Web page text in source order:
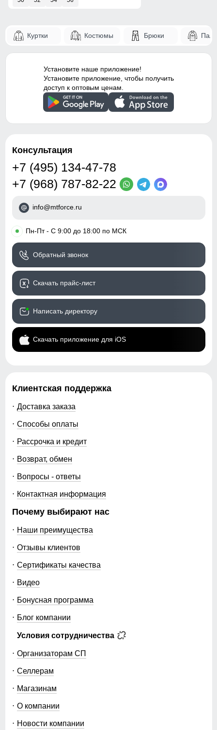
Куртки Костюмы Брюки
Установите наше приложение!
Установите приложение, чтобы получить
доступ к оптовым ценам.
Консультация
+7 (495) 134-47-78
+7 (968) 787-82-22
info@mtforce.ru
• Пн-Пт - С 9:00 до 18:00 по МСК
Обратный звонок
Скачать прайс-лист
Написать директору
Скачать приложение для iOS
Клиентская поддержка
Доставка заказа
Способы оплаты
Рассрочка и кредит
Возврат, обмен
Вопросы - ответы
Контактная информация
Почему выбирают нас
Наши преимущества
Отзывы клиентов
Сертификаты качества
Видео
Бонусная программа
Блог компании
Условия сотрудничества
Организаторам СП
Селлерам
Магазинам
О компании
Новости компании